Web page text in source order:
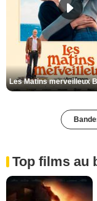
Top films au